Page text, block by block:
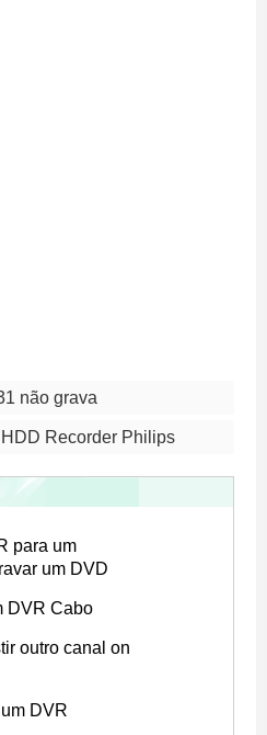
não grava
Recorder Philips
para um
um DVD
DVR Cabo
outro canal on
DVR